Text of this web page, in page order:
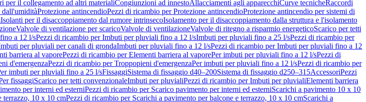
per il collegamento ad altri materialiCongiunzioni ad innestoAllacciamenti agli apparecchiCurve tecnicheRaccordi
dall'umiditàProtezione antincendioPezzi di ricambio per Protezione antincendioProtezione antincendio per sistemi di
Isolanti per il disaccoppiamento dal rumore intrinsecoIsolamento per il disaccoppiamento dalla struttura e l'isolamento
Valvole di ventilazione per scaricoValvole di ventilazioneValvole di ritegno a risparmio energeticoScarico per tetti
a 12 l/sPezzi di ricambio per Imbuti per pluviali fino a 12 l/sImbuti per pluviali fino a 25 l/sPezzi di ricambio per
per pluviali per canali di grondaImbuti per pluviali fino a 12 l/sPezzi di ricambio per Imbuti per pluviali fino a 12
barriera al vaporePezzi di ricambio per Elementi barriera al vaporePer imbuti per pluviali fino a 12 l/sPezzi di
d'emergenzaPezzi di ricambio per Troppopieni d'emergenzaPer imbuti per pluviali fino a 12 l/sPezzi di ricambio per
imbuti per pluviali fino a 25 l/sFissaggiSistema di fissaggio d40–200Sistema di fissaggio d250–315AccessoriPezzi
fissaggiScarico per tetti convenzionaleImbuti per pluvialiPezzi di ricambio per Imbuti per pluvialiElementi barriera
per interni ed esterniPezzi di ricambio per Scarico pavimento per interni ed esterniScarichi a pavimento 10 x 10
terrazzo, 10 x 10 cmPezzi di ricambio per Scarichi a pavimento per balcone e terrazzo, 10 x 10 cmScarichi a